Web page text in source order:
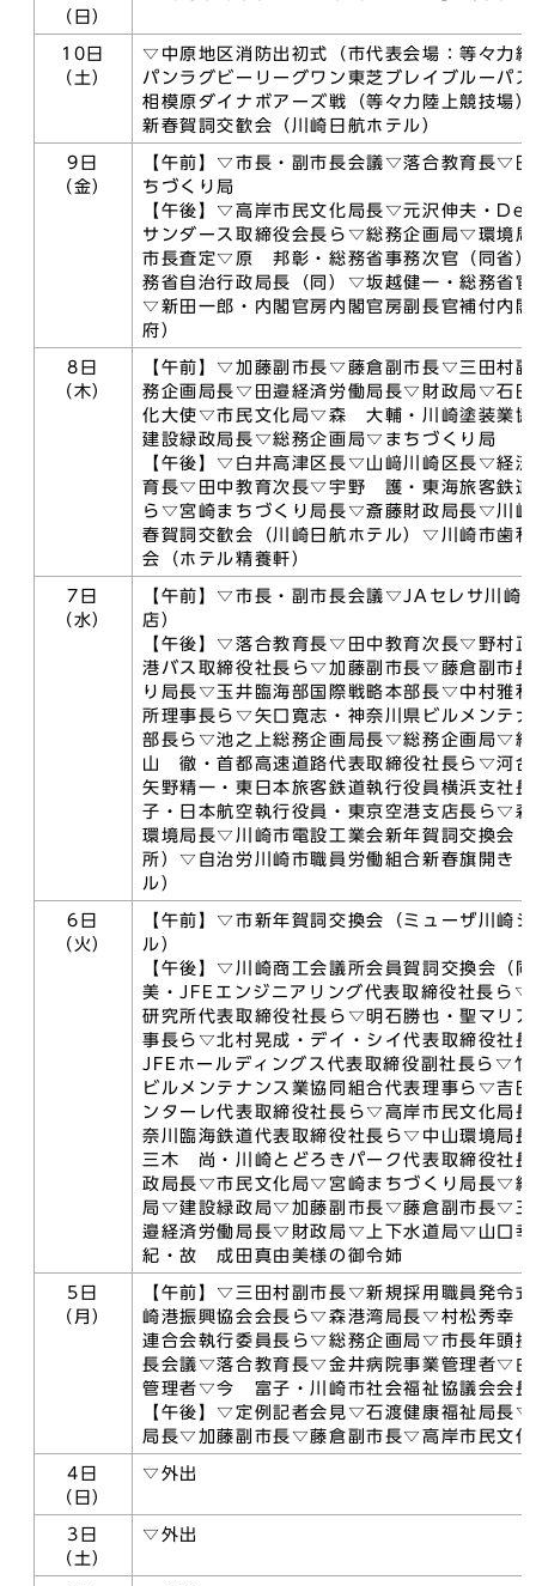
（日）
10日
（土）
▽中原地区消防出初式（市代表会場：等々力
パンラグビーリーグワン東芝ブレイブルーパ
相模原ダイナボアーズ戦（等々力陸上競技場
新春賀詞交歓会（川崎日航ホテル）
9日
（金）
【午前】▽市長・副市長会議▽落合教育長▽
ちづくり局
【午後】▽高岸市民文化局長▽元沢伸夫・
サンダース取締役会長ら▽総務企画局▽環境
市長査定▽原 邦彰・総務省事務次官（同省
務省自治行政局長（同）▽坂越健一・総務省
▽新田一郎・内閣官房内閣官房副長官補付内
府）
8日
（木）
【午前】▽加藤副市長▽藤倉副市長▽三田村
務企画局長▽田邉経済労働局長▽財政局▽石田
化大使▽市民文化局▽森 大輔・川崎塗装業
建設緑政局長▽総務企画局▽まちづくり局
【午後】▽白井高津区長▽山﨑川崎区長▽経
育長▽田中教育次長▽宇野 護・東海旅客鉄道
ら▽宮崎まちづくり局長▽斎藤財政局長▽川崎
春賀詞交歓会（川崎日航ホテル）▽川崎市歯
会（ホテル精養軒）
7日
（水）
【午前】▽市長・副市長会議▽JAセレサ川崎
店）
【午後】▽落合教育長▽田中教育次長▽野村正
港バス取締役社長ら▽加藤副市長▽藤倉副市
り局長▽玉井臨海部国際戦略本部長▽中村雅
所理事長ら▽矢口寛志・神奈川県ビルメンテ
部長ら▽池之上総務企画局長▽総務企画局▽
山 徹・首都高速道路代表取締役社長ら▽河
矢野精一・東日本旅客鉄道執行役員横浜支社
子・日本航空執行役員・東京空港支店長ら▽
環境局長▽川崎市電設工業会新年賀詞交換会
所）▽自治労川崎市職員労働組合新春旗開き
ル）
6日
（火）
【午前】▽市新年賀詞交換会（ミューザ川崎
ル）
【午後】▽川崎商工会議所会員賀詞交換会（
美・JFEエンジニアリング代表取締役社長ら▽
研究所代表取締役社長ら▽明石勝也・聖マリ
事長ら▽北村晃成・デイ・シイ代表取締役社
JFEホールディングス代表取締役副社長ら▽竹
ビルメンテナンス業協同組合代表理事ら▽吉
ンターレ代表取締役社長ら▽高岸市民文化局
奈川臨海鉄道代表取締役社長ら▽中山環境局
三木 尚・川崎とどろきパーク代表取締役社
政局長▽市民文化局▽宮崎まちづくり局長▽
局▽建設緑政局▽加藤副市長▽藤倉副市長▽
邉経済労働局長▽財政局▽上下水道局▽山口
紀・故 成田真由美様の御令姉
5日
（月）
【午前】▽三田村副市長▽新規採用職員発令
崎港振興協会会長ら▽森港湾局長▽村松秀幸
連合会執行委員長ら▽総務企画局▽市長年頭
長会議▽落合教育長▽金井病院事業管理者▽白
管理者▽今 富子・川崎市社会福祉協議会会長
【午後】▽定例記者会見▽石渡健康福祉局長▽
局長▽加藤副市長▽藤倉副市長▽高岸市民文化
4日
（日）
▽外出
3日
（土）
▽外出